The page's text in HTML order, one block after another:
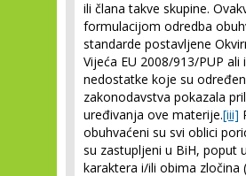
ili člana takve skupine.
formulacijom odredba
standarde postavljene
Vijeća EU 2008/913/PUP ali
nedostatke koje su
zakonodavstva pokazala
uređivanja ove materije.[iii]
obuhvaćeni su svi oblici
su zastupljeni u BiH, poput
karaktera i/ili obima zločina